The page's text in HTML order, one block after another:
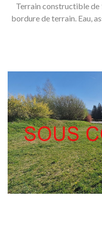
Terrain constructible de
bordure de terrain. Eau,